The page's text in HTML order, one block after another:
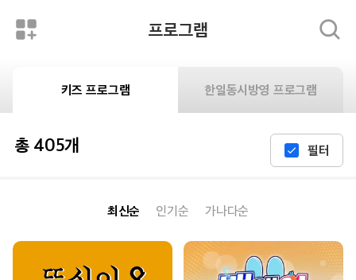
프로그램
키즈 프로그램 한일동시방영 프로그램
총 405개 필터
최신순 인기순 가나다순